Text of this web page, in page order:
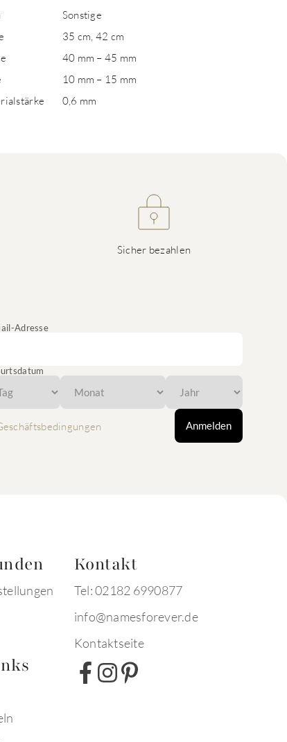
Sonstige
35 cm, 42 cm
40 mm – 45 mm
10 mm – 15 mm
0,6 mm
Sicher bezahlen
Adresse
Anmelden
Kontakt
Tel: 02182 6990877
info@namesforever.de
Kontaktseite